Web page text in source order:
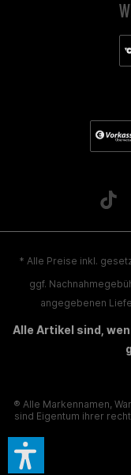
* Alle Preise inkl.
ggf.
angegebenen
Alle Artikel sind,
® Alle Markennamen,
sind Eigentum ihrer